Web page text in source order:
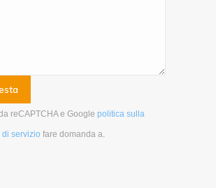
reCAPTCHA e Googlepolitica sulla
di servizio fare domanda a.